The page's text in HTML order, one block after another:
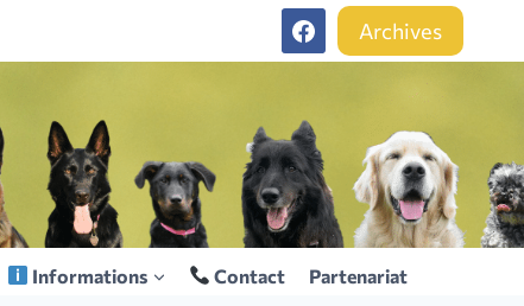
Archives
Informations Contact Partenariat